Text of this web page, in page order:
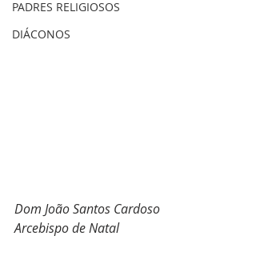
PADRES RELIGIOSOS
DIÁCONOS
Dom João Santos Cardoso
Arcebispo de Natal